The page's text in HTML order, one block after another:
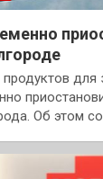
для
Об этом